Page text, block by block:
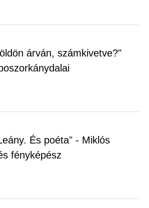
árván, számkivetve?"
És poéta" - Miklós
fényképész